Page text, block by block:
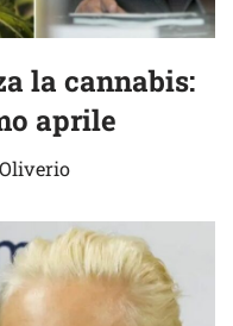
la cannabis:
aprile